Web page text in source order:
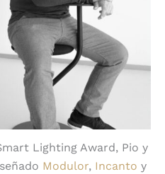
Lighting Award, Pio y
Modulor, Incanto y